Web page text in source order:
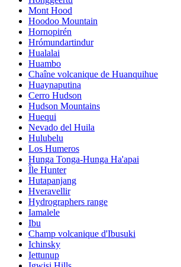
Mont Hood
Hoodoo Mountain
Hornopirén
Hrómundartindur
Hualalai
Huambo
Chaîne volcanique de Huanquihue
Huaynaputina
Cerro Hudson
Hudson Mountains
Huequi
Nevado del Huila
Hulubelu
Los Humeros
Hunga Tonga-Hunga Ha'apai
Île Hunter
Hutapanjang
Hveravellir
Hydrographers range
Iamalele
Ibu
Champ volcanique d'Ibusuki
Ichinsky
Iettunup